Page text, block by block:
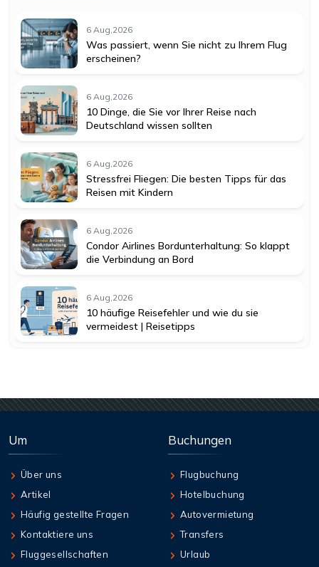
6 Aug,2026
Was passiert, wenn Sie nicht zu Ihrem Flug
erscheinen?
6 Aug,2026
10 Dinge, die Sie vor Ihrer Reise nach
Deutschland wissen sollten
6 Aug,2026
Stressfrei Fliegen: Die besten Tipps für das
Reisen mit Kindern
6 Aug,2026
Condor Airlines Bordunterhaltung: So klappt
die Verbindung an Bord
6 Aug,2026
10 häufige Reisefehler und wie du sie
vermeidest | Reisetipps
Um
Über uns
Artikel
Häufig gestellte Fragen
Kontaktiere uns
Fluggesellschaften
Buchungen
Flugbuchung
Hotelbuchung
Autovermietung
Transfers
Urlaub